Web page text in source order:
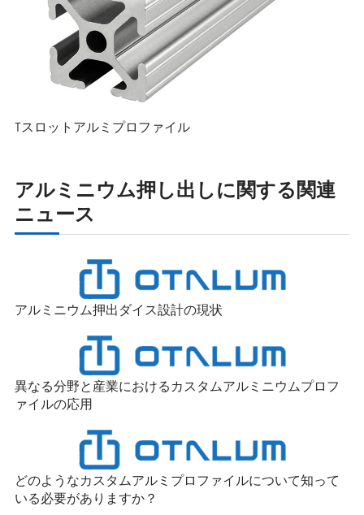
Tスロットアルミプロファイル
アルミニウム押し出しに関する関連
ニュース
アルミニウム押出ダイス設計の現状
異なる分野と産業におけるカスタムアルミニウムプロフ
ァイルの応用
どのようなカスタムアルミプロファイルについて知って
いる必要がありますか？